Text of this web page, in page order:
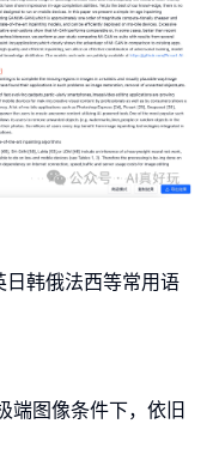
韩俄法西等常用语
端图像条件下，依旧